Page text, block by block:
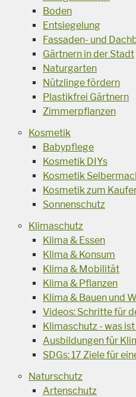
Boden
Entsiegelung
Fassaden- und
Gärtnern in der Stadt
Naturgarten
Nützlinge fördern
Plastikfrei Gärtnern
Zimmerpflanzen
Kosmetik
Babypflege
Kosmetik DIYs
Kosmetik
Kosmetik zum
Sonnenschutz
Klimaschutz
Klima & Essen
Klima & Konsum
Klima & Mobilität
Klima & Pflanzen
Klima & Bauen und
Videos: Schritte für
Klimaschutz - was ist
Ausbildungen für
SDGs: 17 Ziele für
Naturschutz
Artenschutz